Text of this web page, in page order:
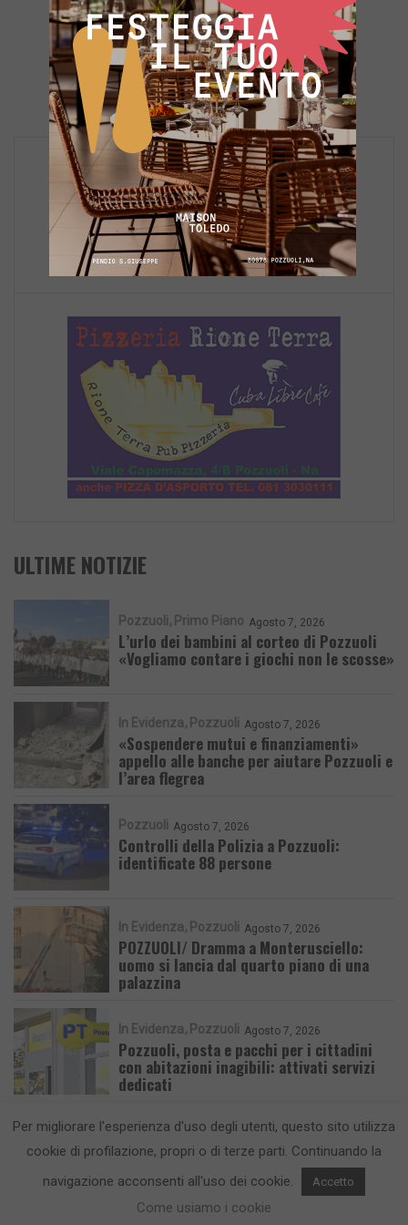
ULTIME NOTIZIE
Pozzuoli Primo Piano Agosto 7, 2026
L’urlo dei bambini al corteo di Pozzuoli
«Vogliamo contare i giochi non le scosse»
In Evidenza Pozzuoli Agosto 7, 2026
«Sospendere mutui e finanziamenti»
appello alle banche per aiutare Pozzuoli e
l’area flegrea
Pozzuoli Agosto 7, 2026
Controlli della Polizia a Pozzuoli:
identificate 88 persone
In Evidenza Pozzuoli Agosto 7, 2026
POZZUOLI/ Dramma a Monterusciello:
uomo si lancia dal quarto piano di una
palazzina
In Evidenza Pozzuoli Agosto 7, 2026
Pozzuoli, posta e pacchi per i cittadini
con abitazioni inagibili: attivati servizi
dedicati
CronacaFlegrea testata giornalistica - aut. Tribunale di Napoli n. 34 del
23/05/2012.Info e Contatti
Per migliorare l'esperienza d'uso degli utenti, questo sito utilizza
cookie di profilazione, propri o di terze parti. Continuando la
navigazione acconsenti all'uso dei cookie.
Accetto
Come usiamo i cookie